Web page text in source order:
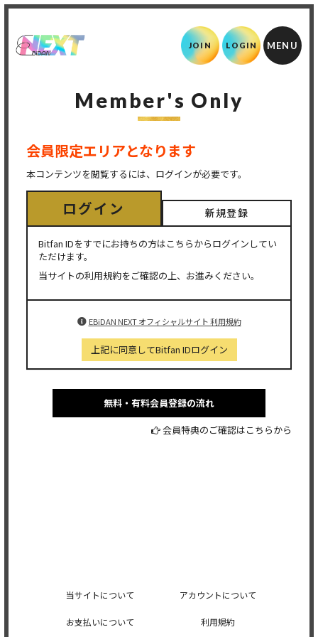
JOIN LOGIN
Member's Only
会員限定エリアとなります
本コンテンツを閲覧するには、ログインが必要です。
ログイン 新規登録
Bitfan IDをすでにお持ちの方はこちらからログインしてい
ただけます。
当サイトの利用規約をご確認の上、お進みください。
EBiDAN NEXT オフィシャルサイト 利用規約
上記に同意してBitfan IDログイン
無料・有料会員登録の流れ
会員特典のご確認はこちらから
当サイトについて アカウントについて
お支払いについて 利用規約